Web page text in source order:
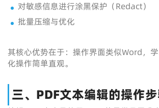
对敏感信息进行涂黑保护（Redact）
批量压缩与优化
其核心优势在于：操作界面类似Word，
化操作简单直观。
三、PDF文本编辑的操作